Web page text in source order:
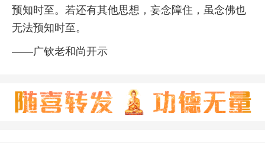
预知时至。若还有其他思想，妄念障住，虽念佛也
无法预知时至。
——广钦老和尚开示